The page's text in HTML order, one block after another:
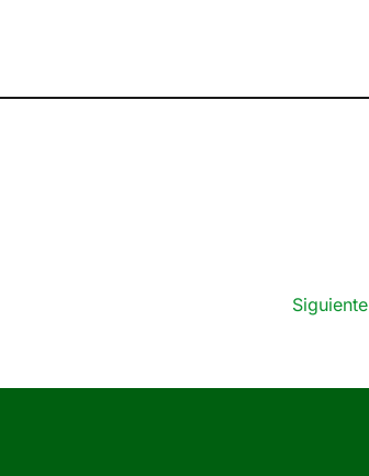
Siguiente